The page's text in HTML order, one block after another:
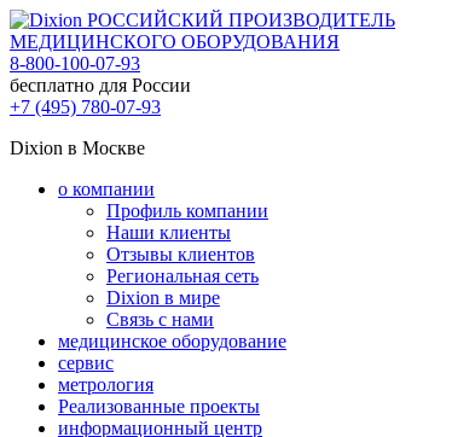
РОССИЙСКИЙ ПРОИЗВОДИТЕЛЬ
МЕДИЦИНСКОГО ОБОРУДОВАНИЯ
8-800-100-07-93
бесплатно для России
+7 (495) 780-07-93
Dixion в Москве
о компании
Профиль компании
Наши клиенты
Отзывы клиентов
Региональная сеть
Dixion в мире
Связь с нами
медицинское оборудование
сервис
метрология
Реализованные проекты
информационный центр